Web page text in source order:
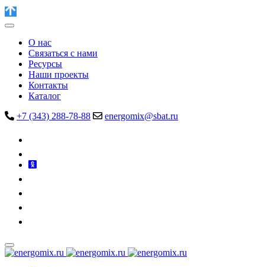
О нас
Связаться с нами
Ресурсы
Наши проекты
Контакты
Каталог
+7 (343) 288-78-88
energomix@sbat.ru